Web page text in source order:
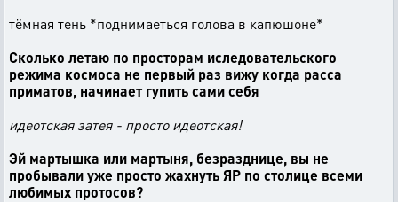
тёмная тень *поднимаеться голова в капюшоне*
Сколько летаю по просторам иследовательского
режима космоса не первый раз вижу когда расса
приматов, начинает гупить сами себя
идеотская затея - просто идеотская!
Эй мартышка или мартыня, безразднице, вы не
пробывали уже просто жахнуть ЯР по столице всеми
любимых протосов?